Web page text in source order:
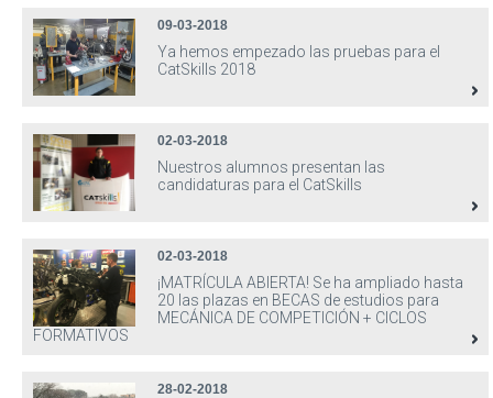
09-03-2018
Ya hemos empezado las pruebas para el
CatSkills 2018
02-03-2018
Nuestros alumnos presentan las
candidaturas para el CatSkills
02-03-2018
¡MATRÍCULA ABIERTA! Se ha ampliado hasta
20 las plazas en BECAS de estudios para
MECÁNICA DE COMPETICIÓN + CICLOS
FORMATIVOS
28-02-2018